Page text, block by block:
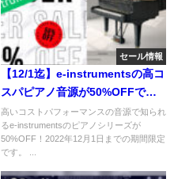
セール情報
【12/1迄】e-instrumentsの高コ
スパピアノ音源が50%OFFでさ
らにプライスダウン！
高いコストパフォーマンスの音源で知られ
るe-instrumentsのピアノシリーズが
50%OFF！2022年12月1日までの期間限定
です。 ...